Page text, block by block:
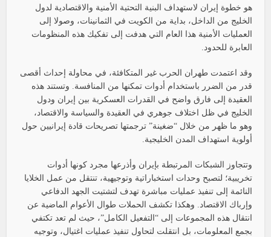
هو خطوة إيران لاستهداف البنية التحتية الأمنية والاقتصادية لدول
الخليج من الداخل، بداية من الكويت في الثمانينات، وصولا إلى
العمليات الأمنية هذا العام التي هدفت إلى تفكيك هذه المنظومات
العابرة للحدود.
وقد اعتمدت طهران الحرب غير المتكافئة، في محاولة إحداث أقصى
قدر من الضرر باستخدام أدوات تمكنها من المنافسة. وتستند هذه
العقيدة إلى فارق واضح في القدرات العسكرية بين إيران ودول
الخليج في ظل اختلاف جوهري في العقيدة والسياسة والاقتصاد،
وهو ما ظهر من خلال “ضغينة” ترجمتها تصريحات قادة إيرانيين حول
أولوية استهداف المدن الخليجية.
وتتجاوز الشبكات المرتبطة بإيران وأذرعها مجرد كونها أدوات
تخريبية؛ لتصبح وحدات استخباراتية وتوجيهية، تنتقل من عمل الخلايا
النائمة إلى تنفيذ عمليات مباشرة تهدف لتشتيت الجهد الدفاعي
وإرباك الاقتصاد. وهكذا تكشف الحملات طوال الأعوام الماضية عن
انتقال هذه المجموعات إلى “التفعيل الكامل”، حيث لم تعد تكتفي
بجمع المعلومات، بل انتقلت لتحاول تنفيذ عمليات اغتيال، وتوجيه